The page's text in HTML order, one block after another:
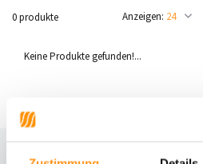
0 produkte Anzeigen:
Keine Produkte gefunden!...